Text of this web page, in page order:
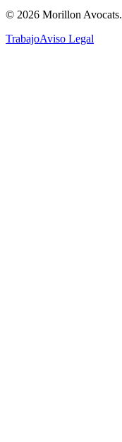
© 2026 Morillon Avocats.
TrabajoAviso Legal